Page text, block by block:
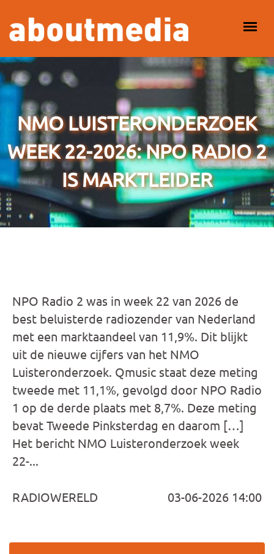
HOOFDMENU
NMO LUISTERONDERZOEK
WEEK 22-2026: NPO RADIO 2
IS MARKTLEIDER
NPO Radio 2 was in week 22 van 2026 de
best beluisterde radiozender van Nederland
met een marktaandeel van 11,9%. Dit blijkt
uit de nieuwe cijfers van het NMO
Luisteronderzoek. Qmusic staat deze meting
tweede met 11,1%, gevolgd door NPO Radio
1 op de derde plaats met 8,7%. Deze meting
bevat Tweede Pinksterdag en daarom […]
Het bericht NMO Luisteronderzoek week
22-...
RADIOWERELD 03-06-2026 14:00